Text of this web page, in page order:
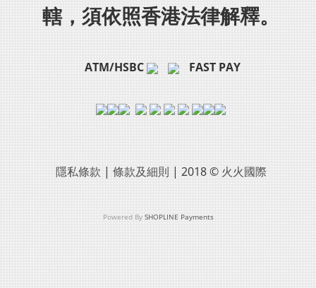
轄，須依照香港法律解釋。
ATM/HSBC FAST PAY
隱私條款 | 條款及細則 | 2018 © 火火國際
Powered By SHOPLINE Payments